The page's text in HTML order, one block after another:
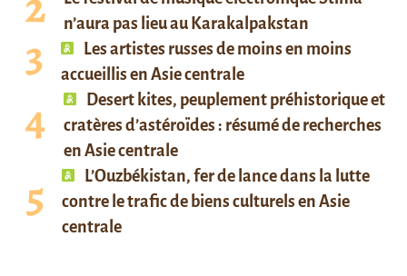
n’aura pas lieu au Karakalpakstan
Les artistes russes de moins en moins
accueillis en Asie centrale
Desert kites, peuplement préhistorique et
cratères d’astéroïdes : résumé de recherches
en Asie centrale
L’Ouzbékistan, fer de lance dans la lutte
contre le trafic de biens culturels en Asie
centrale